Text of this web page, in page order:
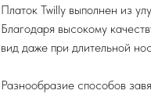
Платок Twilly выполнен из
Благодаря высокому
вид даже при длительной
Разнообразие способов